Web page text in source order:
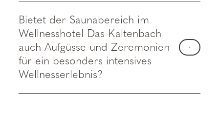
Bietet der Saunabereich im
Wellnesshotel Das Kaltenbach
auch Aufgüsse und Zeremonien
für ein besonders intensives
Wellnesserlebnis?